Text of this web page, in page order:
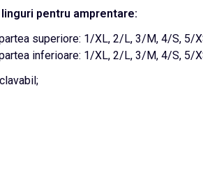
pentru amprentare:
superiore: 1/XL, 2/L, 3/M, 4/S, 5/
inferioare: 1/XL, 2/L, 3/M, 4/S, 5/